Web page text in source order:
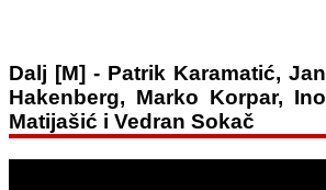
Dalj [M] - Patrik Karamatić, Jan
Hakenberg, Marko Korpar, Ino
Matijašić i Vedran Sokač